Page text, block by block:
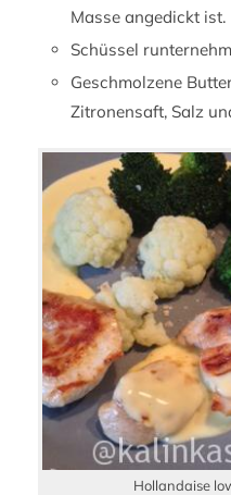
Masse angedickt ist.
Schüssel
Geschmolzene
Zitronensaft, Salz
Hollandaise